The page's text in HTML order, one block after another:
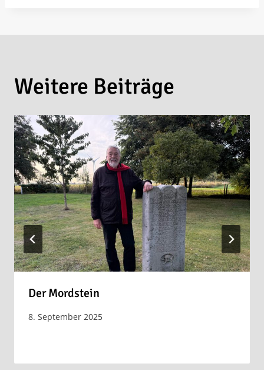
Weitere Beiträge
Der Mordstein
8. September 2025